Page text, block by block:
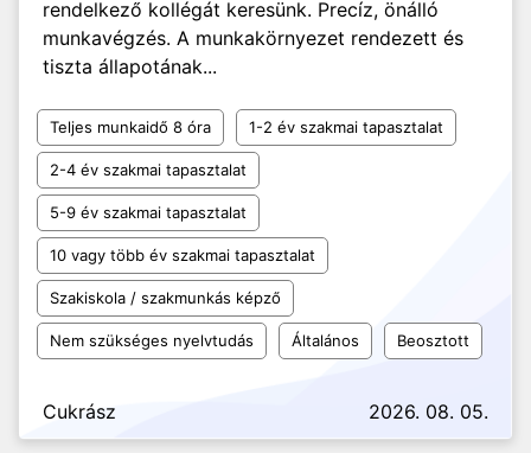
rendelkező kollégát keresünk. Precíz, önálló
munkavégzés. A munkakörnyezet rendezett és
tiszta állapotának...
Teljes munkaidő 8 óra 1-2 év szakmai tapasztalat
2-4 év szakmai tapasztalat
5-9 év szakmai tapasztalat
10 vagy több év szakmai tapasztalat
Szakiskola / szakmunkás képző
Nem szükséges nyelvtudás Általános Beosztott
Cukrász 2026. 08. 05.